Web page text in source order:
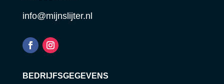
info@mijnslijter.nl
BEDRIJFSGEGEVENS